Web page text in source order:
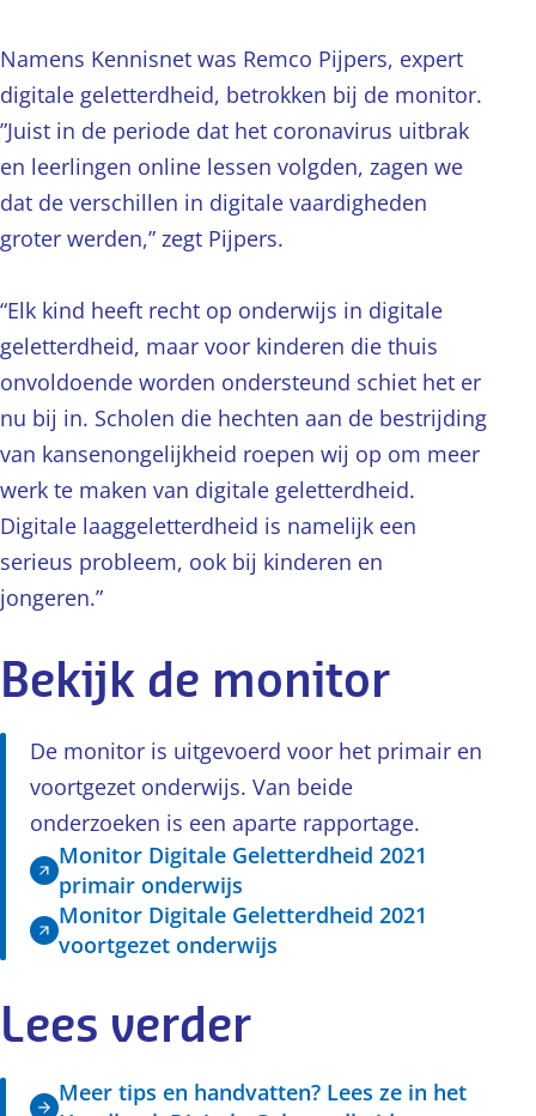
Namens Kennisnet was Remco Pijpers, expert
digitale geletterdheid, betrokken bij de monitor.
”Juist in de periode dat het coronavirus uitbrak
en leerlingen online lessen volgden, zagen we
dat de verschillen in digitale vaardigheden
groter werden,” zegt Pijpers.
“Elk kind heeft recht op onderwijs in digitale
geletterdheid, maar voor kinderen die thuis
onvoldoende worden ondersteund schiet het er
nu bij in. Scholen die hechten aan de bestrijding
van kansenongelijkheid roepen wij op om meer
werk te maken van digitale geletterdheid.
Digitale laaggeletterdheid is namelijk een
serieus probleem, ook bij kinderen en
jongeren.”
Bekijk de monitor
De monitor is uitgevoerd voor het primair en
voortgezet onderwijs. Van beide
onderzoeken is een aparte rapportage.
Monitor Digitale Geletterdheid 2021
primair onderwijs
Monitor Digitale Geletterdheid 2021
voortgezet onderwijs
Lees verder
Meer tips en handvatten? Lees ze in het